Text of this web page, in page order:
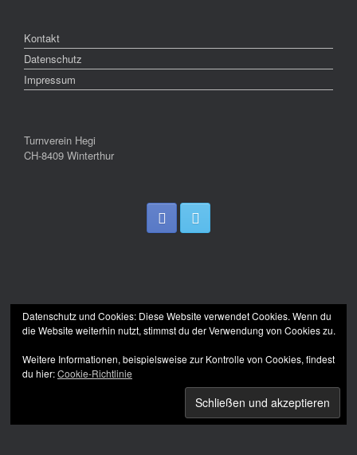
Kontakt
Datenschutz
Impressum
Turnverein Hegi
CH-8409 Winterthur
Datenschutz und Cookies: Diese Website verwendet Cookies. Wenn du
die Website weiterhin nutzt, stimmst du der Verwendung von Cookies zu.
Weitere Informationen, beispielsweise zur Kontrolle von Cookies, findest
du hier:Cookie-Richtlinie